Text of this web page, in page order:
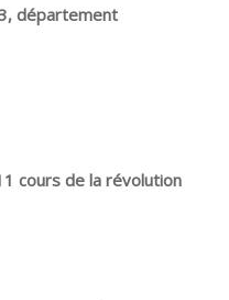
département
cours de la révolution